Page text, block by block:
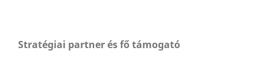
Stratégiai partner és fő támogató